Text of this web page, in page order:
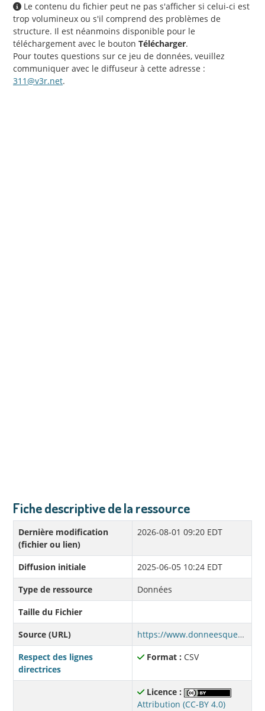
Le contenu du fichier peut ne pas s'afficher si celui-ci est
trop volumineux ou s'il comprend des problèmes de
structure. Il est néanmoins disponible pour le
téléchargement avec le bouton Télécharger.
Pour toutes questions sur ce jeu de données, veuillez
communiquer avec le diffuseur à cette adresse :
311@v3r.net.
Fiche descriptive de la ressource
Dernière modification
(fichier ou lien)
2026-08-01 09:20 EDT
Diffusion initiale
2025-06-05 10:24 EDT
Type de ressource
Données
Taille du Fichier
Source (URL)
https://www.donneesquebec.ca/recherche/dataset/f0c37551-c07c-4a18-a42c-7d37ca7da317/resource/e5fd39e6-5e81-4118-b65f-7668db29ce05/download/fiche-patrimoniale-v3r.csv
Respect des lignes
directrices
Format : CSV
Licence :
Attribution (CC-BY 4.0)